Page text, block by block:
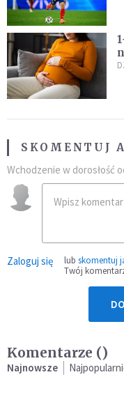
SKOMENTUJ
Wchodzenie w dorosłość
Zaloguj się lub skomentuj
Twój
Komentarze ()
Najnowsze